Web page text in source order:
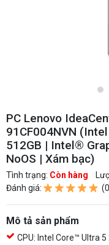
PC Lenovo
91CF004NVN
512GB | Intel®
NoOS | Xám bạc)
Tình trạng: Còn hàng
Đánh giá:
Mô tả sản phẩm
CPU: Intel Core™ Ultra